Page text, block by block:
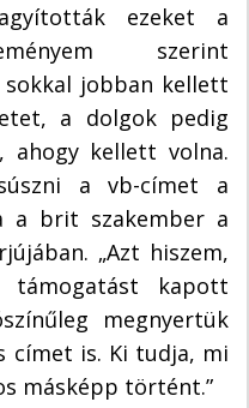
ezeket a
szerint
jobban kellett
a dolgok pedig
ahogy kellett volna.
a vb-címet a
a brit szakember a
„Azt hiszem,
támogatást kapott
megnyertük
címet is. Ki tudja, mi
másképp történt.”